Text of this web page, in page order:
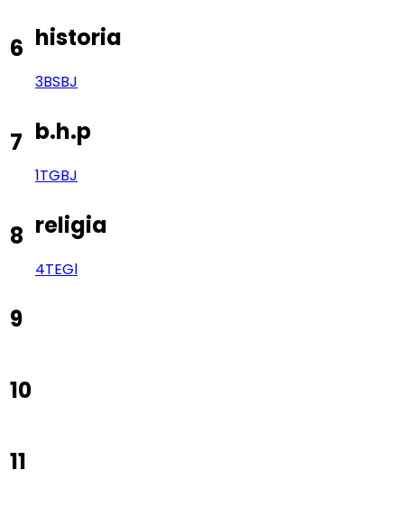
6 historia
3BSBJ
7 b.h.p
1TGBJ
8 religia
4TEGl
9
10
11